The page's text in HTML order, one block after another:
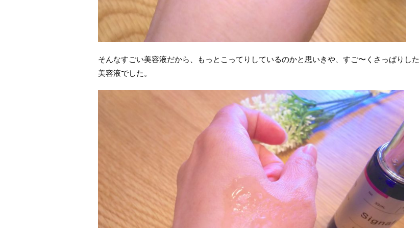
そんなすごい美容液だから、もっとこってりしているのかと思いきや、すご〜くさっぱりした
美容液でした。